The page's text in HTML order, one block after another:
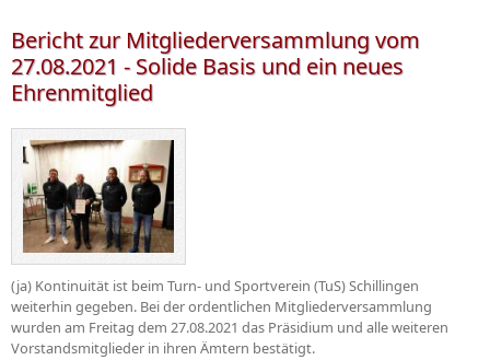
Bericht zur Mitgliederversammlung vom
27.08.2021 - Solide Basis und ein neues
Ehrenmitglied
(ja) Kontinuität ist beim Turn- und Sportverein (TuS) Schillingen
weiterhin gegeben. Bei der ordentlichen Mitgliederversammlung
wurden am Freitag dem 27.08.2021 das Präsidium und alle weiteren
Vorstandsmitglieder in ihren Ämtern bestätigt.